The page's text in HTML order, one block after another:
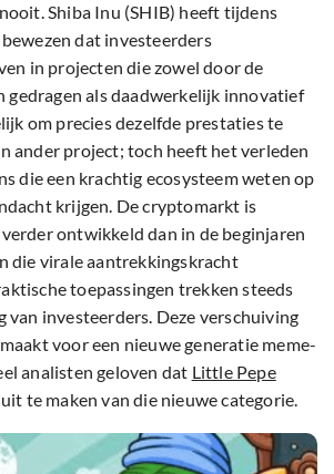
Shiba Inu (SHIB) heeft tijdens
dat investeerders
in projecten die zowel door de
gedragen als daadwerkelijk innovatief
om precies dezelfde prestaties te
ander project; toch heeft het verleden
die een krachtig ecosysteem weten op
krijgen. De cryptomarkt is
ontwikkeld dan in de beginjaren
die virale aantrekkingskracht
toepassingen trekken steeds
van investeerders. Deze verschuiving
voor een nieuwe generatie meme-
analisten geloven dat Little Pepe
te maken van die nieuwe categorie.